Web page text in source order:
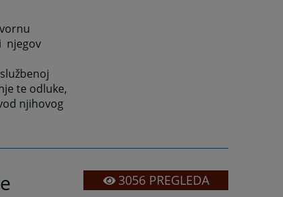
njegov
te odluke,
njihovog
3056PREGLEDA